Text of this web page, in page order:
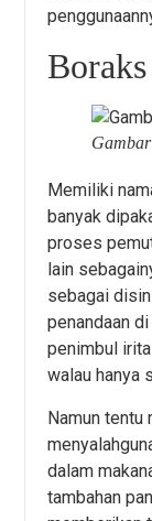
Memiliki
banyak
proses
lain
sebagai
penandaan
penimbul
walau hanya
Namun tentu
dalam
tambahan